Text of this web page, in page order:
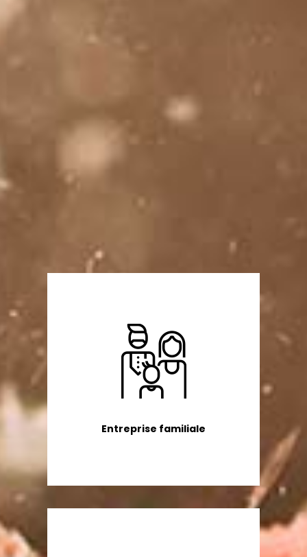
Entreprise familiale